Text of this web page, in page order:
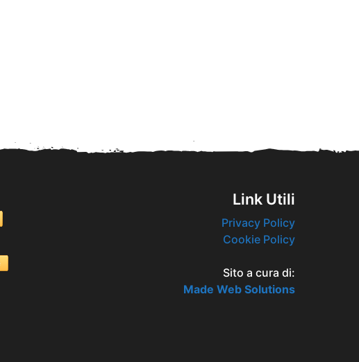
Link Utili
Privacy Policy
Cookie Policy
Sito a cura di:
Made Web Solutions